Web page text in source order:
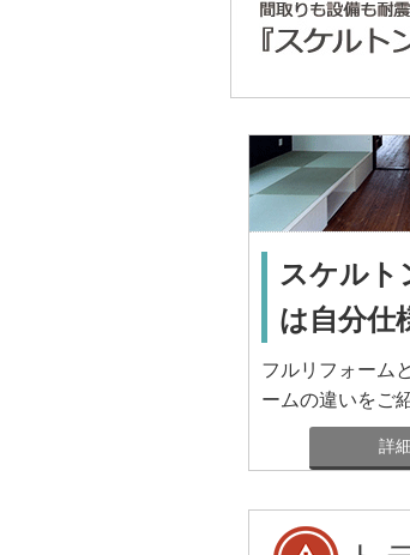
スケルト
は自分仕
フルリフォーム
ームの違いをご
詳